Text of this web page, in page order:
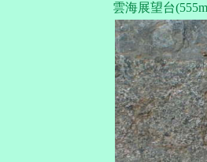
雲海展望台